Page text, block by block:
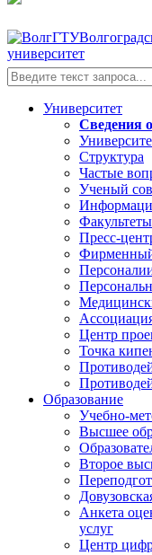
университет
Университет
Сведения
Структура
Частые
Ученый
Пресс-
Фирменный
Центр
Точка
Образование
Учебно-
Высшее
Второе
Анкета
услуг
Центр